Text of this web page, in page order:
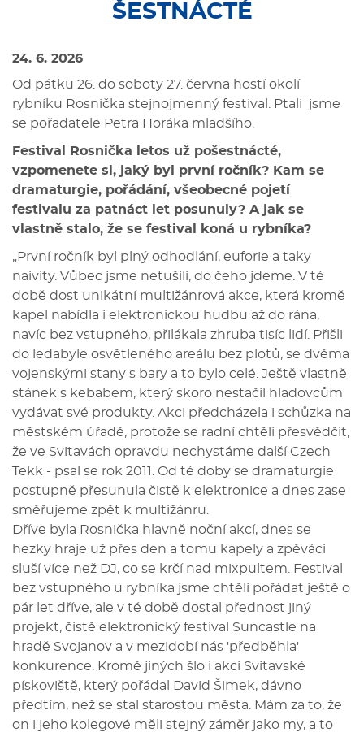
ŠESTNÁCTÉ
24. 6. 2026
Od pátku 26. do soboty 27. června hostí okolí
rybníku Rosnička stejnojmenný festival. Ptali jsme
se pořadatele Petra Horáka mladšího.
Festival Rosnička letos už pošestnácté,
vzpomenete si, jaký byl první ročník? Kam se
dramaturgie, pořádání, všeobecné pojetí
festivalu za patnáct let posunuly? A jak se
vlastně stalo, že se festival koná u rybníka?
„První ročník byl plný odhodlání, euforie a taky
naivity. Vůbec jsme netušili, do čeho jdeme. V té
době dost unikátní multižánrová akce, která kromě
kapel nabídla i elektronickou hudbu až do rána,
navíc bez vstupného, přilákala zhruba tisíc lidí. Přišli
do ledabyle osvětleného areálu bez plotů, se dvěma
vojenskými stany s bary a to bylo celé. Ještě vlastně
stánek s kebabem, který skoro nestačil hladovcům
vydávat své produkty. Akci předcházela i schůzka na
městském úřadě, protože se radní chtěli přesvědčit,
že ve Svitavách opravdu nechystáme další Czech
Tekk - psal se rok 2011. Od té doby se dramaturgie
postupně přesunula čistě k elektronice a dnes zase
směřujeme zpět k multižánru.
Dříve byla Rosnička hlavně noční akcí, dnes se
hezky hraje už přes den a tomu kapely a zpěváci
sluší více než DJ, co se krčí nad mixpultem. Festival
bez vstupného u rybníka jsme chtěli pořádat ještě o
pár let dříve, ale v té době dostal přednost jiný
projekt, čistě elektronický festival Suncastle na
hradě Svojanov a v mezidobí nás 'předběhla'
konkurence. Kromě jiných šlo i akci Svitavské
pískoviště, který pořádal David Šimek, dávno
předtím, než se stal starostou města. Mám za to, že
on i jeho kolegové měli stejný záměr jako my, a to